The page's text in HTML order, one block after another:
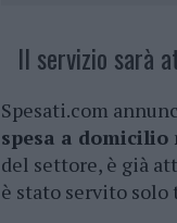
Il servizio sarà
Spesati.com
spesa a domicilio
del settore, è già
è stato servito